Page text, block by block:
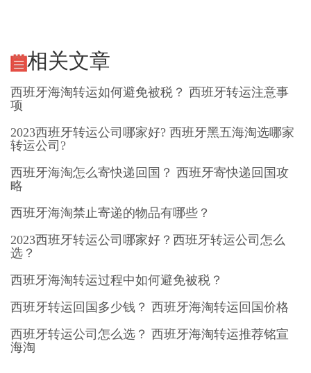
相关文章
西班牙海淘转运如何避免被税？ 西班牙转运注意事
项
2023西班牙转运公司哪家好? 西班牙黑五海淘选哪家
转运公司?
西班牙海淘怎么寄快递回国？ 西班牙寄快递回国攻
略
西班牙海淘禁止寄递的物品有哪些？
2023西班牙转运公司哪家好？西班牙转运公司怎么
选？
西班牙海淘转运过程中如何避免被税？
西班牙转运回国多少钱？ 西班牙海淘转运回国价格
西班牙转运公司怎么选？ 西班牙海淘转运推荐铭宣
海淘